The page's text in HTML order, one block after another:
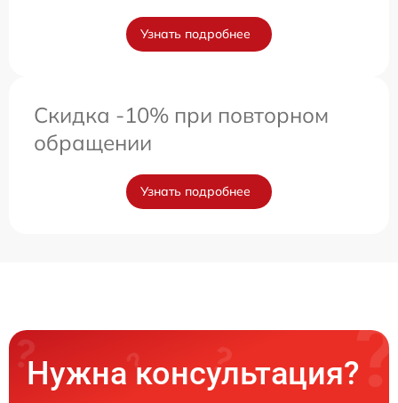
Узнать подробнее
Скидка -10% при повторном
обращении
Узнать подробнее
Нужна консультация?